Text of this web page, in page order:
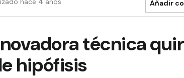
Añadir
técnica
hipófisis